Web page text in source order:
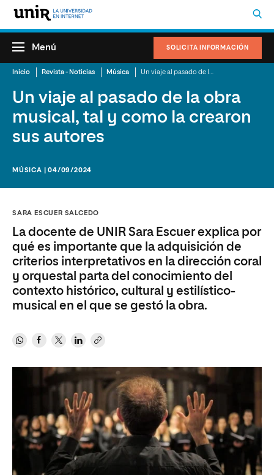
SOLICITA INFORMACIÓN
Menú
Inicio Revista - Noticias Música
Un viaje al pasado de la obra
musical, tal y como la crearon
sus autores
MÚSICA | 04/09/2024
SARA ESCUER SALCEDO
La docente de UNIR Sara Escuer explica por
qué es importante que la adquisición de
criterios interpretativos en la dirección coral
y orquestal parta del conocimiento del
contexto histórico, cultural y estilístico-
musical en el que se gestó la obra.